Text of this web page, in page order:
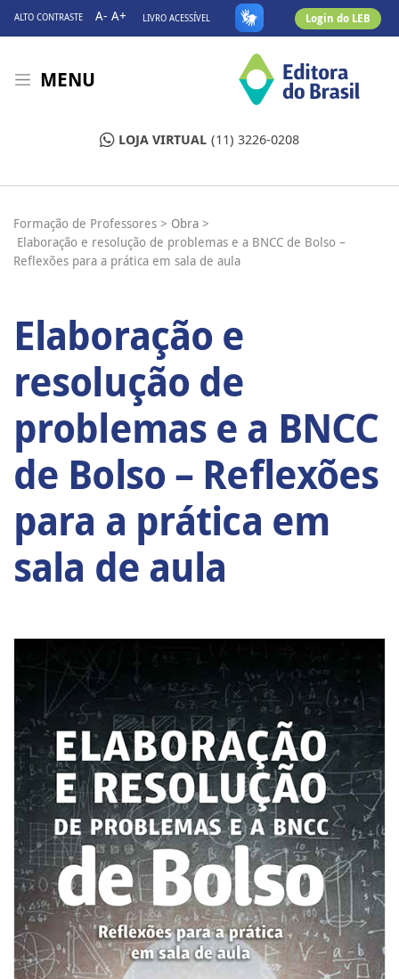
ALTO CONTRASTE A- A+ LIVRO ACESSÍVEL Login do LEB
MENU
LOJA VIRTUAL (11) 3226-0208
Formação de Professores > Obra >
Elaboração e resolução de problemas e a BNCC de Bolso –
Reflexões para a prática em sala de aula
Elaboração e
resolução de
problemas e a BNCC
de Bolso – Reflexões
para a prática em
sala de aula